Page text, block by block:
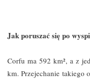
Jak poruszać się po
Corfu ma 592 km², a z
km. Przejechanie takiego